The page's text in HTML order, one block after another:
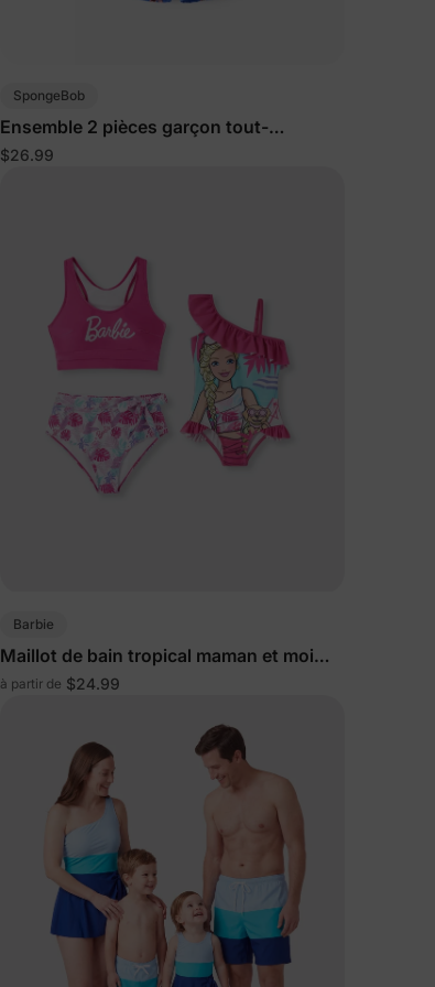
SpongeBob
Ensemble 2 pièces garçon tout-
petit/enfant avec haut et short imprimé
$26.99
Barbie
Maillot de bain tropical maman et moi
rose vif
à partir de $24.99